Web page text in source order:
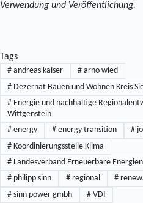
Verwendung und Veröffentlichung.
Tags
#andreas kaiser #arno wied
#Dezernat Bauen und Wohnen Kreis
#Energie und nachhaltige
Wittgenstein
#energy #energy transition #
#Koordinierungsstelle Klima
#Landesverband Erneuerbare Energien
#philipp sinn #regional #
#sinn power gmbh #VDI